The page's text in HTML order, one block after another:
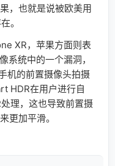
，也就是说被欧美用
。
XR，苹果方面则表
系统中的一个漏洞，
机的前置摄像头拍摄
HDR在用户进行自
理，这也导致前置摄
更加平滑。